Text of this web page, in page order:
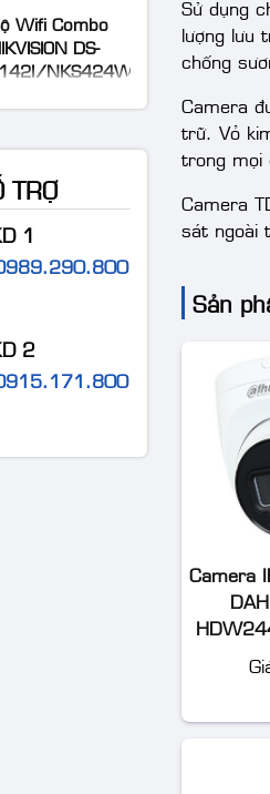
Sử dụng
lượng lưu
chống
Camera
trữ. Vỏ
trong mọi
Camera
sát ngoài
Sản
Camera
DS-
NKS424W03H
Audio Fixed
Camera
TRỢ
1
2